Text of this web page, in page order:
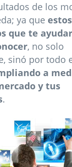
de los
ya que
que te
, no solo
sinó por todo
a
y tus
.